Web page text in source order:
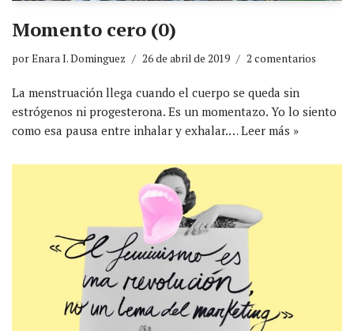
Momento cero (0)
porEnara I. Dominguez 26 de abril de 2019 2 comentarios
La menstruación llega cuando el cuerpo se queda sin
estrógenos ni progesterona. Es un momentazo. Yo lo siento
como esa pausa entre inhalar y exhalar.…Leer más »